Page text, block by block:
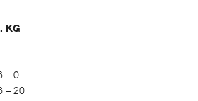
KG
– 0
– 20